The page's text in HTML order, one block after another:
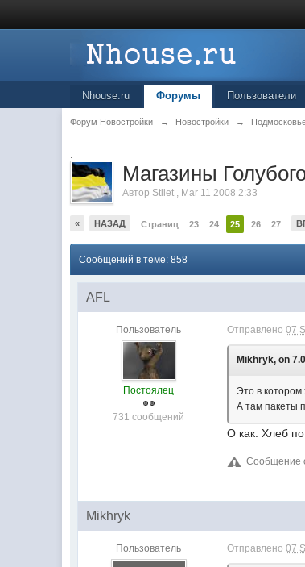
Nhouse.ru Форумы Пользователи
Форум Новостройки → Новостройки →
.
Магазины
Автор Stilet , Mar 11 2008 2:33
« НАЗАД Страниц 23 24 25 26 27
Сообщений в теме: 858
AFL
Пользователь
Постоялец
731 сообщений
Отправлено07
Mikhryk, on
Это в котором
А там пакеты
О как. Хлеб по
Сообщение
Mikhryk
Пользователь Отправлено07